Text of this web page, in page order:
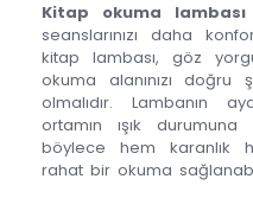
Kitap okuma
seanslarınızı daha
kitap lambası, göz
okuma alanınızı doğru
olmalıdır. Lambanın
ortamın ışık
böylece hem karanlık
rahat bir okuma